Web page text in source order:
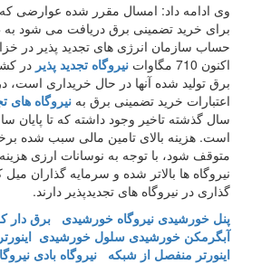
وی ادامه داد: امسال مقرر شده عوارضی
برای خرید تضمینی برق دریافت می شود به
حساب سازمان انرژی های تجدید پذیر در
اکنون 710 مگاوات
نیروگاه تجدید پذیر در
برق تولید شده آنها در حال خریداری است،
اعتبارات خرید تضمینی برق به نیروگاه های
سال گذشته تاخیر وجود داشته که تا پایان
است. هزینه بالای تامین مالی سبب شده
متوقف شود، با توجه به نوسانات ارزی
نیروگاه ها بالاتر شده و سرمایه گذاران
گذاری در نیروگاه های تجدیدپذیر دارند.
پنل خورشیدی نیروگاه خورشیدی
برق دار
آبگرمکن خورشیدی سلول خورشیدی
اینورتر منفصل از شبکه
نیروگاه بادی